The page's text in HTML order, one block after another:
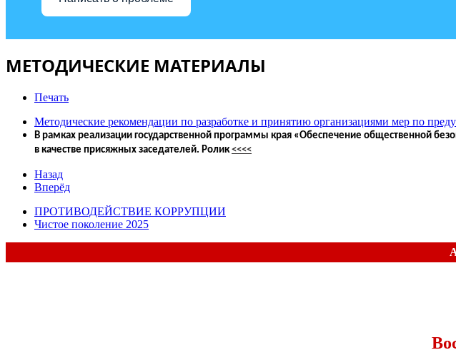
МЕТОДИЧЕСКИЕ МАТЕРИАЛЫ
Печать
Методические рекомендации по разработке и принятию организациями мер по
В рамках реализации государственной программы края «Обеспечение общественной
в качестве присяжных заседателей. Ролик<<<<
Назад
Вперёд
ПРОТИВОДЕЙСТВИЕ КОРРУПЦИИ
Чистое поколение 2025